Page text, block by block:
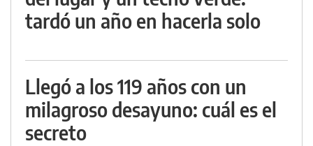
tardó un año en hacerla solo
Llegó a los 119 años con un
milagroso desayuno: cuál es el
secreto